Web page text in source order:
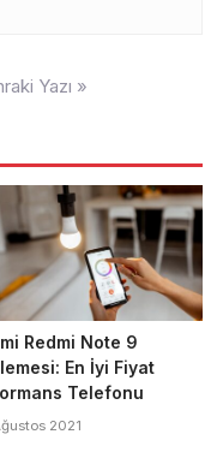
Yazı »
Redmi Note 9
En İyi Fiyat
Telefonu
2021